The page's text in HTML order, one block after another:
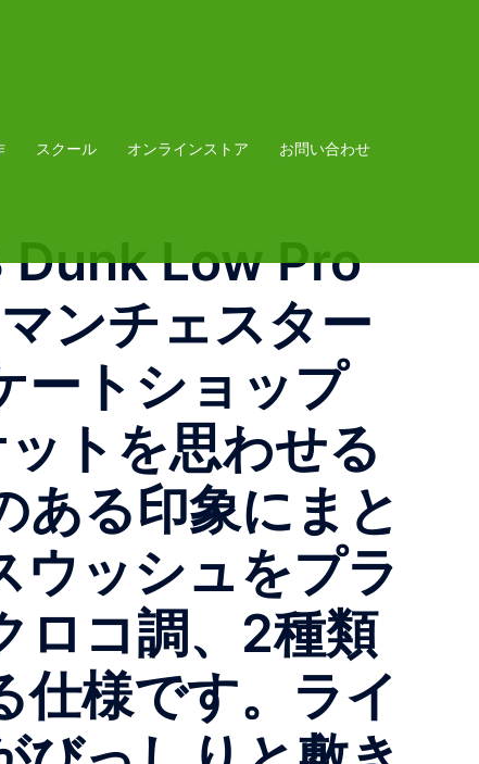
スクール オンラインストア お問い合わせ
Low Pro
ンチェスター
ートショップ
トを思わせる
ある印象にまと
ウッシュをプラ
ロコ調、2種類
仕様です。ライ